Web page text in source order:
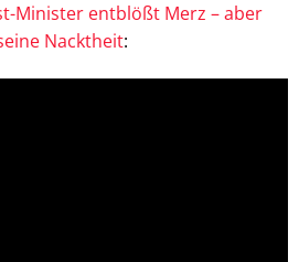
Minister entblößt Merz – aber
Nacktheit: